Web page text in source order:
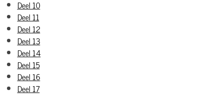
Deel 10
Deel 11
Deel 12
Deel 13
Deel 14
Deel 15
Deel 16
Deel 17